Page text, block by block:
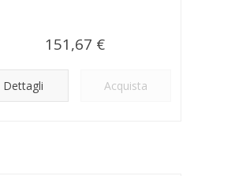
151,67 €
Dettagli Acquista